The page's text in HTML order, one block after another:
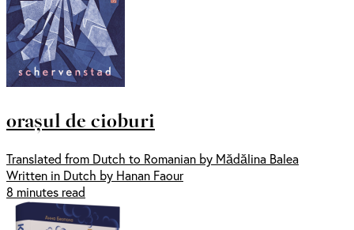
orașul de cioburi
Translated from Dutch to Romanian by Mădălina Balea
Written in Dutch by Hanan Faour
8 minutes read